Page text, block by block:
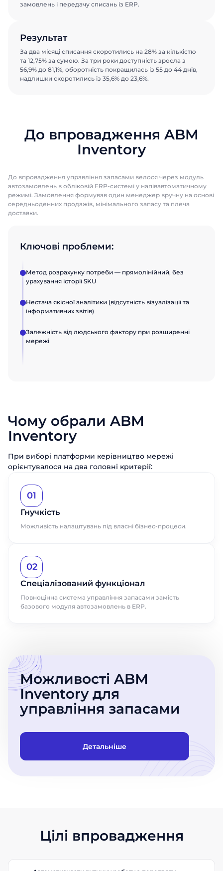
замовлень і передачу списань із ERP.
Результат
За два місяці списання скоротились на 28% за кількістю
та 12,75% за сумою. За три роки доступність зросла з
56,9% до 81,1%, оборотність покращилась із 55 до 44 днів,
надлишки скоротились із 35,6% до 23,6%.
До впровадження ABM
Inventory
До впровадження управління запасами велося через модуль
автозамовлень в обліковій ERP-системі у напівавтоматичному
режимі. Замовлення формував один менеджер вручну на основі
середньоденних продажів, мінімального запасу та плеча
доставки.
Ключові проблеми:
Метод розрахунку потреби — прямолінійний, без
урахування історії SKU
Нестача якісної аналітики (відсутність візуалізації та
інформативних звітів)
Залежність від людського фактору при розширенні
мережі
Чому обрали ABM
Inventory
При виборі платформи керівництво мережі
орієнтувалося на два головні критерії:
01
Гнучкість
Можливість налаштувань під власні бізнес-процеси.
02
Спеціалізований функціонал
Повноцінна система управління запасами замість
базового модуля автозамовлень в ERP.
Можливості ABM
Inventory для
управління запасами
Детальніше
Цілі впровадження